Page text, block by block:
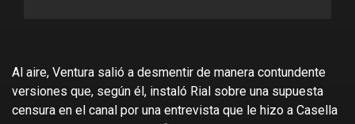
Al aire, Ventura salió a desmentir de manera contundente
versiones que, según él, instaló Rial sobre una supuesta
censura en el canal por una entrevista que le hizo a Casella